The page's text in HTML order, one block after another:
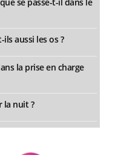
se passe-t-il dans le
aussi les os ?
la prise en charge
la nuit ?